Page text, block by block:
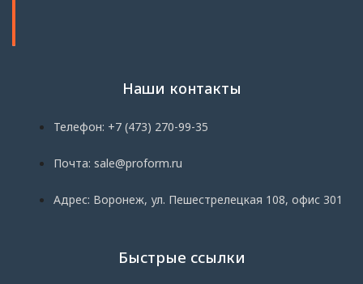
Наши контакты
Телефон: +7 (473) 270-99-35
Почта: sale@proform.ru
Адрес: Воронеж, ул. Пешестрелецкая 108, офис 301
Быстрые ссылки